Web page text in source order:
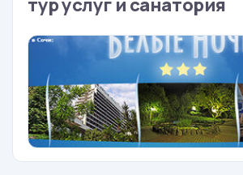
тур услуг и санатория